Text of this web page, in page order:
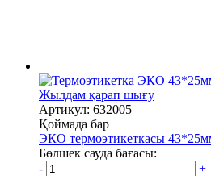
Жылдам қарап шығу
Артикул: 632005
Қоймада бар
ЭКО термоэтикеткасы
Бөлшек сауда бағасы:
-
+